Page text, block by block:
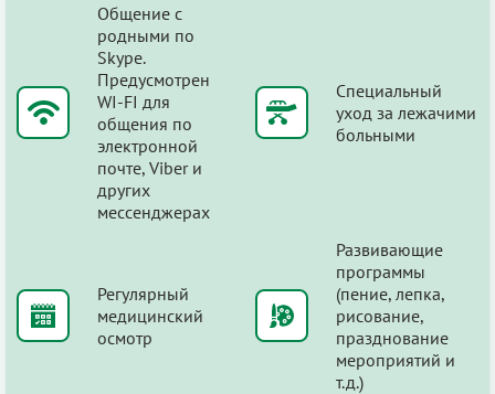
Общение с
родными по
Skype.
Предусмотрен
WI-FI для
общения по
электронной
почте, Viber и
других
мессенджерах
Специальный
уход за лежачими
больными
Регулярный
медицинский
осмотр
Развивающие
программы
(пение, лепка,
рисование,
празднование
мероприятий и
т.д.)